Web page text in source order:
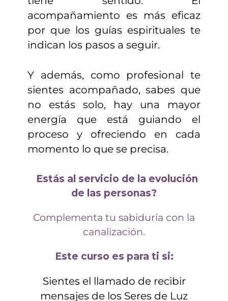
acompañamiento es más eficaz
por que los guías espirituales te
indican los pasos a seguir.
Y además, como profesional te
sientes acompañado, sabes que
no estás solo, hay una mayor
energía que está guiando el
proceso y ofreciendo en cada
momento lo que se precisa.
Estás al servicio de la evolución
de las personas?
Complementa tu sabiduría con la
canalización.
Este curso es para ti si:
Sientes el llamado de recibir
mensajes de los Seres de Luz